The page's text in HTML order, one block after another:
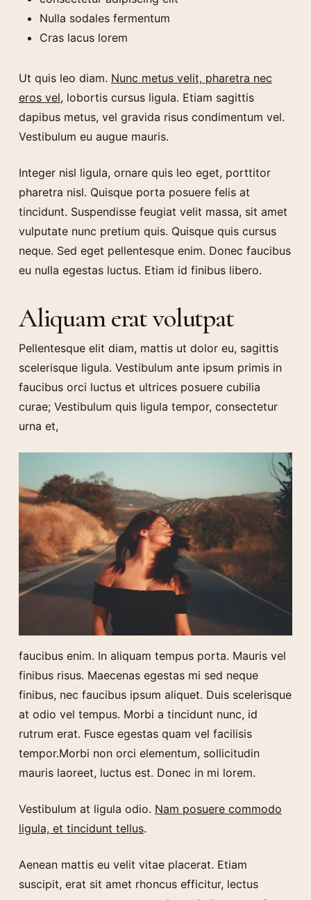
Nulla sodales fermentum
Cras lacus lorem
Ut quis leo diam. Nunc metus velit, pharetra nec
eros vel, lobortis cursus ligula. Etiam sagittis
dapibus metus, vel gravida risus condimentum vel.
Vestibulum eu augue mauris.
Integer nisl ligula, ornare quis leo eget, porttitor
pharetra nisl. Quisque porta posuere felis at
tincidunt. Suspendisse feugiat velit massa, sit amet
vulputate nunc pretium quis. Quisque quis cursus
neque. Sed eget pellentesque enim. Donec faucibus
eu nulla egestas luctus. Etiam id finibus libero.
Aliquam erat volutpat
Pellentesque elit diam, mattis ut dolor eu, sagittis
scelerisque ligula. Vestibulum ante ipsum primis in
faucibus orci luctus et ultrices posuere cubilia
curae; Vestibulum quis ligula tempor, consectetur
urna et,
faucibus enim. In aliquam tempus porta. Mauris vel
finibus risus. Maecenas egestas mi sed neque
finibus, nec faucibus ipsum aliquet. Duis scelerisque
at odio vel tempus. Morbi a tincidunt nunc, id
rutrum erat. Fusce egestas quam vel facilisis
tempor.Morbi non orci elementum, sollicitudin
mauris laoreet, luctus est. Donec in mi lorem.
Vestibulum at ligula odio. Nam posuere commodo
ligula, et tincidunt tellus.
Aenean mattis eu velit vitae placerat. Etiam
suscipit, erat sit amet rhoncus efficitur, lectus